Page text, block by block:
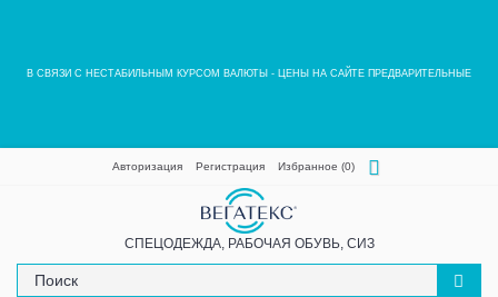
В СВЯЗИ С НЕСТАБИЛЬНЫМ КУРСОМ ВАЛЮТЫ - ЦЕНЫ НА САЙТЕ ПРЕДВАРИТЕЛЬНЫЕ
Авторизация Регистрация Избранное (0)
СПЕЦОДЕЖДА, РАБОЧАЯ ОБУВЬ, СИЗ